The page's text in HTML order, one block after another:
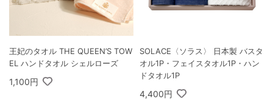
王妃のタオル THE QUEEN’S TOW
EL ハンドタオル シェルローズ
1,100円
SOLACE〈ソラス〉 日本製 バスタ
オル1P・フェイスタオル1P・ハン
ドタオル1P
4,400円